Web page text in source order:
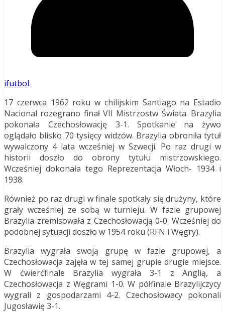
ifutbol
17 czerwca 1962 roku w chilijskim Santiago na Estadio
Nacional rozegrano finał VII Mistrzostw Świata. Brazylia
pokonała Czechosłowację 3-1. Spotkanie na żywo
oglądało blisko 70 tysięcy widzów. Brazylia obroniła tytuł
wywalczony 4 lata wcześniej w Szwecji. Po raz drugi w
historii doszło do obrony tytułu mistrzowskiego.
Wcześniej dokonała tego Reprezentacja Włoch- 1934 i
1938.
Również po raz drugi w finale spotkały się drużyny, które
grały wcześniej ze sobą w turnieju. W fazie grupowej
Brazylia zremisowała z Czechosłowacją 0-0. Wcześniej do
podobnej sytuacji doszło w 1954 roku (RFN i Węgry).
Brazylia wygrała swoją grupę w fazie grupowej, a
Czechosłowacja zajęła w tej samej grupie drugie miejsce.
W ćwierćfinale Brazylia wygrała 3-1 z Anglią, a
Czechosłowacja z Węgrami 1-0. W półfinale Brazylijczycy
wygrali z gospodarzami 4-2. Czechosłowacy pokonali
Jugosławię 3-1.